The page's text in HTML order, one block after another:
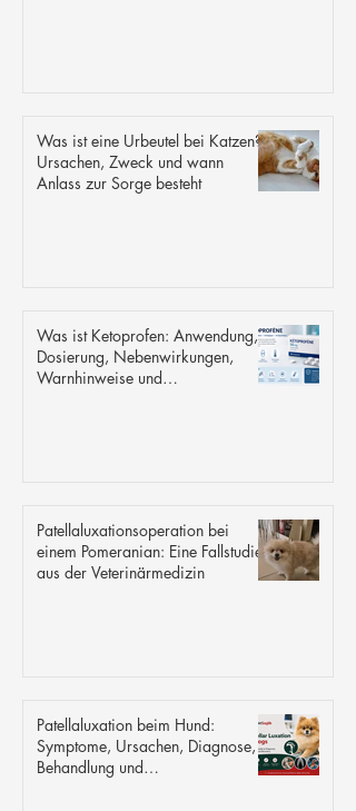
Was ist eine Urbeutel bei Katzen?
Ursachen, Zweck und wann
Anlass zur Sorge besteht
Was ist Ketoprofen: Anwendung,
Dosierung, Nebenwirkungen,
Warnhinweise und
Patellaluxationsoperation bei
einem Pomeranian: Eine Fallstudie
aus der Veterinärmedizin
Patellaluxation beim Hund:
Symptome, Ursachen, Diagnose,
Behandlung und